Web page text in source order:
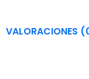
VALORACIONES